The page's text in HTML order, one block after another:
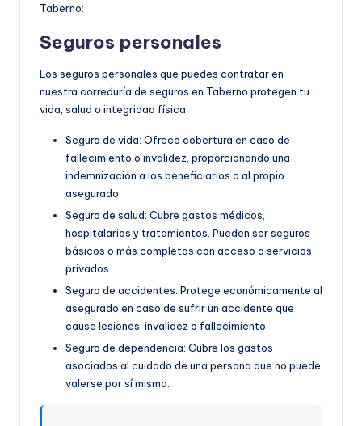
Taberno:
Seguros personales
Los seguros personales que puedes contratar en
nuestra correduría de seguros en Taberno protegen tu
vida, salud o integridad física.
Seguro de vida: Ofrece cobertura en caso de
fallecimiento o invalidez, proporcionando una
indemnización a los beneficiarios o al propio
asegurado.
Seguro de salud: Cubre gastos médicos,
hospitalarios y tratamientos. Pueden ser seguros
básicos o más completos con acceso a servicios
privados.
Seguro de accidentes: Protege económicamente al
asegurado en caso de sufrir un accidente que
cause lesiones, invalidez o fallecimiento.
Seguro de dependencia: Cubre los gastos
asociados al cuidado de una persona que no puede
valerse por sí misma.